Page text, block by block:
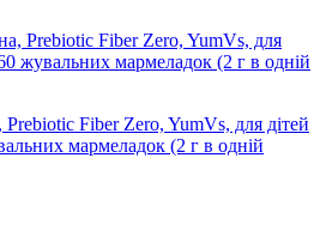
Prebiotic Fiber Zero, YumVs, для дітей
мармеладок (2 г в одній